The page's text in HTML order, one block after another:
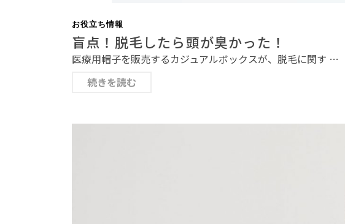
お役立ち情報
盲点！脱毛したら頭が臭かった！
医療用帽子を販売するカジュアルボックスが、脱毛に関す …
続きを読む